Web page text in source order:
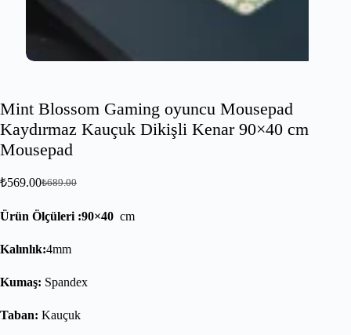
Mint Blossom Gaming oyuncu Mousepad
Kaydırmaz Kauçuk Dikişli Kenar 90×40 cm
Mousepad
₺689.00
₺569.00
Ürün Ölçüleri :90×40 cm
Kalınlık:4mm
Kumaş: Spandex
Taban: Kauçuk